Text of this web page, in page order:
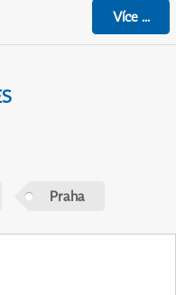
Více...
Praha